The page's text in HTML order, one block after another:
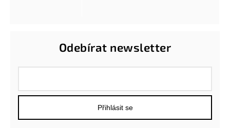
Odebírat newsletter
Přihlásit se